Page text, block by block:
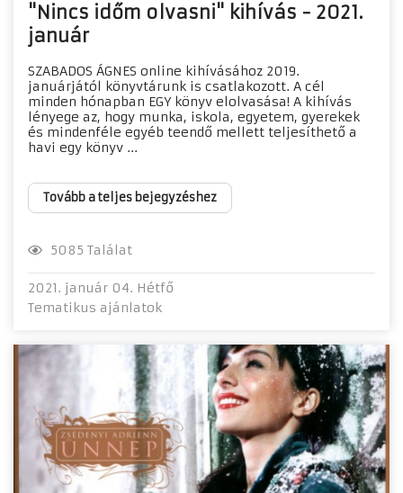
"Nincs időm olvasni" kihívás - 2021.
január
SZABADOS ÁGNES online kihívásához 2019.
januárjától könyvtárunk is csatlakozott. A cél
minden hónapban EGY könyv elolvasása! A kihívás
lényege az, hogy munka, iskola, egyetem, gyerekek
és mindenféle egyéb teendő mellett teljesíthető a
havi egy könyv ...
Tovább a teljes bejegyzéshez
5085 Találat
2021. január 04. Hétfő
Tematikus ajánlatok